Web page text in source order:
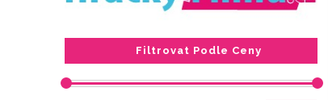
Filtrovat Podle Ceny